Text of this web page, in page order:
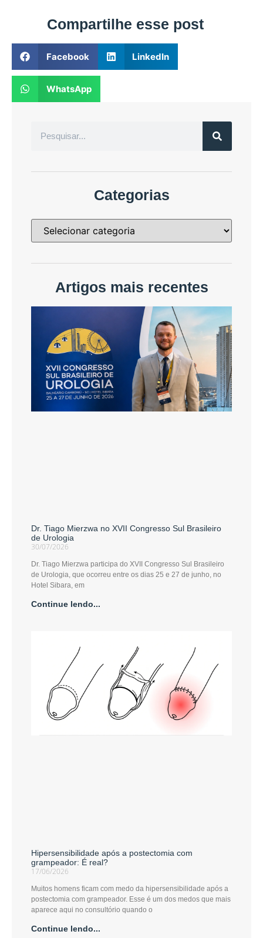
Compartilhe esse post
Facebook LinkedIn
WhatsApp
Categorias
Artigos mais recentes
Dr. Tiago Mierzwa no XVII Congresso Sul Brasileiro
de Urologia
30/07/2026
Dr. Tiago Mierzwa participa do XVII Congresso Sul Brasileiro
de Urologia, que ocorreu entre os dias 25 e 27 de junho, no
Hotel Sibara, em
Continue lendo...
Hipersensibilidade após a postectomia com
grampeador: É real?
17/06/2026
Muitos homens ficam com medo da hipersensibilidade após a
postectomia com grampeador. Esse é um dos medos que mais
aparece aqui no consultório quando o
Continue lendo...